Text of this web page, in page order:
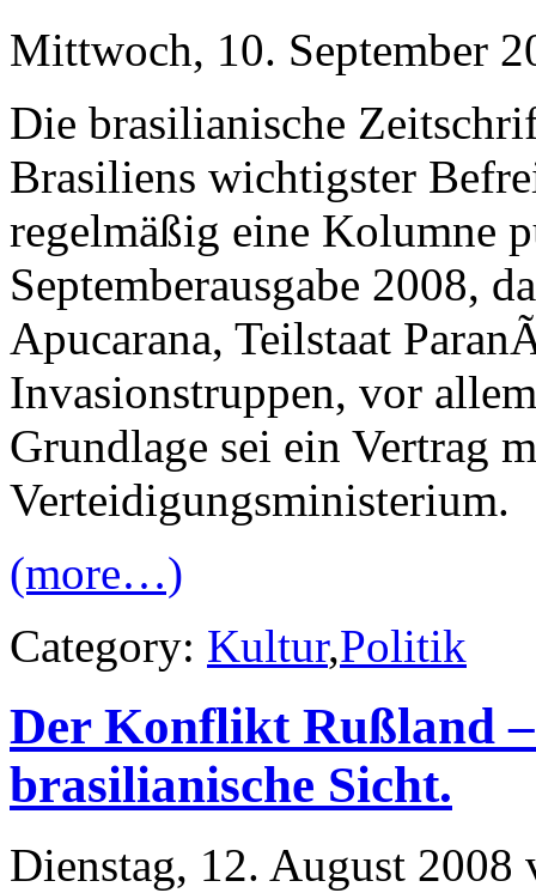
Mittwoch, 10. September
Die brasilianische
Brasiliens wichtigster
regelmäßig eine Kolumne
Septemberausgabe 2008,
Apucarana, Teilstaat
Invasionstruppen, vor
Grundlage sei ein Vertrag
Verteidigungsministerium.
(more…)
Category: Kultur,Politik
Der Konflikt Rußland
brasilianische Sicht.
Dienstag, 12. August 2008